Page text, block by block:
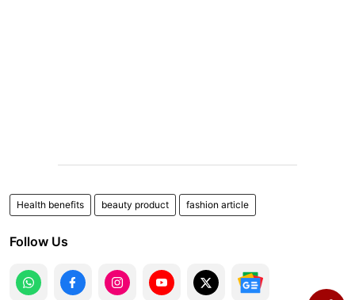
Health benefits beauty product fashion article
Follow Us